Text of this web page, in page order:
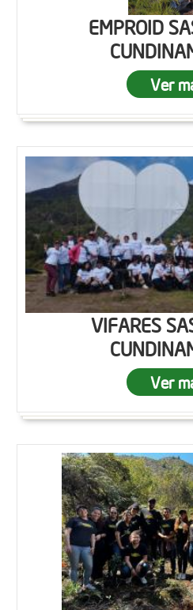
EMPROID
Ver
VIFARES
Ver